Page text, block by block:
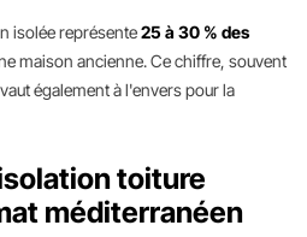
isolée représente25 à 30 % des
maison ancienne. Ce chiffre, souvent
également à l'envers pour la
toiture
méditerranéen